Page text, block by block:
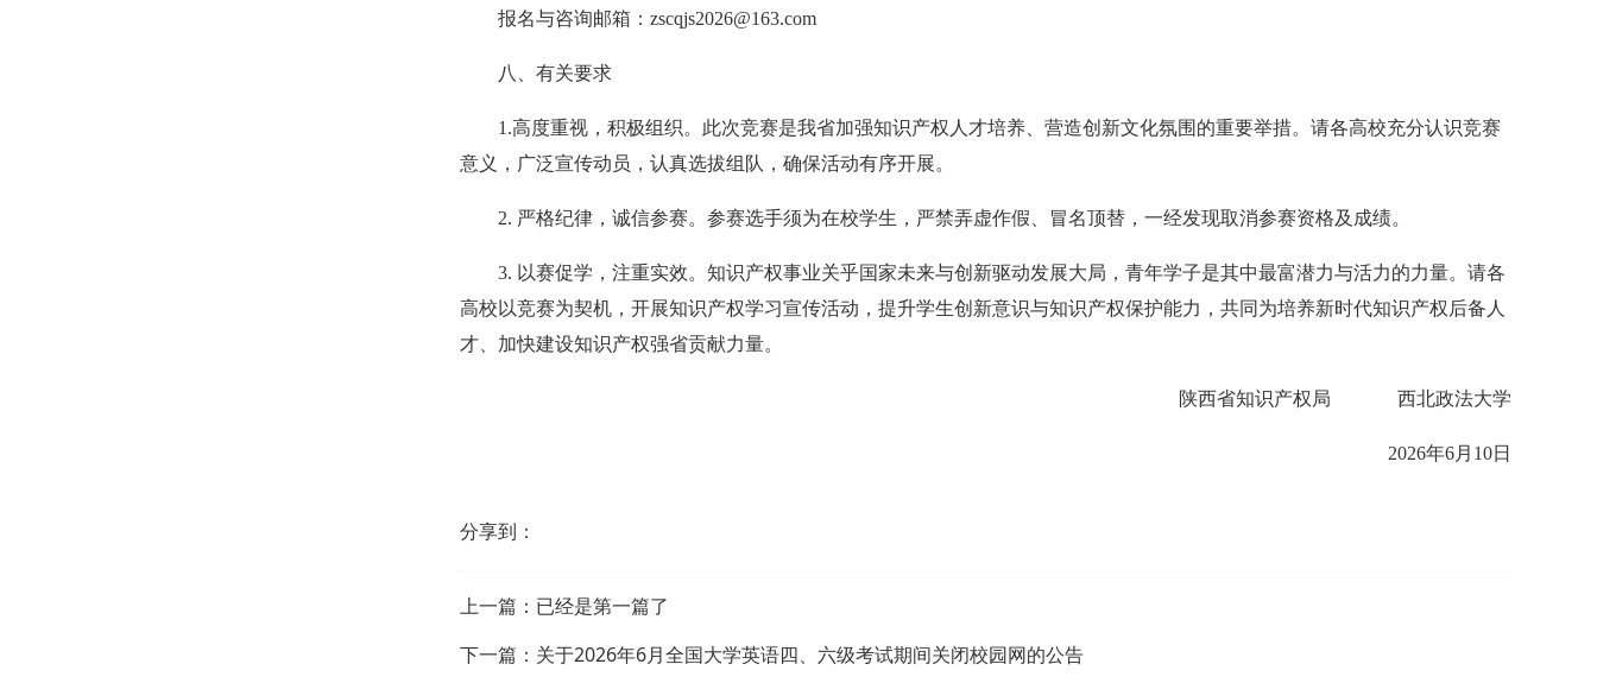
报名与咨询邮箱： zscqjs2026@163.com
八、有关要求
1.高度重视，积极组织。此次竞赛是我省加强知识产权人才培养、营造创新文化氛围的重要举措。请各高校充分认识竞赛
意义，广泛宣传动员，认真选拔组队，确保活动有序开展。
2. 严格纪律，诚信参赛。参赛选手须为在校学生，严禁弄虚作假、冒名顶替， 一经发现取消参赛资格及成绩。
3. 以赛促学，注重实效。知识产权事业关乎国家未来与创新驱动发展大局，青年学子是其中最富潜力与活力的力量。请各
高校以竞赛为契机，开展知识产权学习宣传活动，提升学生创 新意识与知识产权保护能力，共同为培养新时代知识产权后备人
才、 加快建设知识产权强省贡献力量。
陕西省知识产权局 西北政法大学
2026年6月10日
分享到：
上一篇：已经是第一篇了
下一篇： 关于2026年6月全国大学英语四、六级考试期间关闭校园网的公告